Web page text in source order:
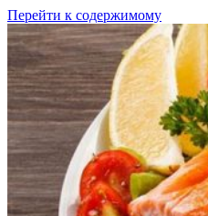
Перейти к содержимому